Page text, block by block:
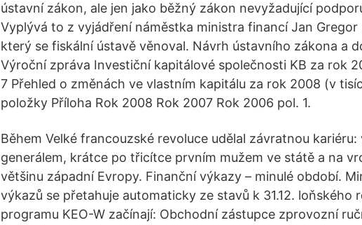
ústavní zákon, ale jen jako běžný zákon nevyžadující
Vyplývá to z vyjádření náměstka ministra financí Jan Gregor
který se fiskální ústavě věnoval. Návrh ústavního zákona a
Výroční zpráva Investiční kapitálové společnosti KB za rok
7 Přehled o změnách ve vlastním kapitálu za rok 2008 (v
položky Příloha Rok 2008 Rok 2007 Rok 2006 pol. 1.
Během Velké francouzské revoluce udělal závratnou
generálem, krátce po třicítce prvním mužem ve státě a na
většinu západní Evropy. Finanční výkazy – minulé období.
výkazů se přetahuje automaticky ze stavů k 31.12. loňského
programu KEO-W začínají: Obchodní zástupce zprovozní